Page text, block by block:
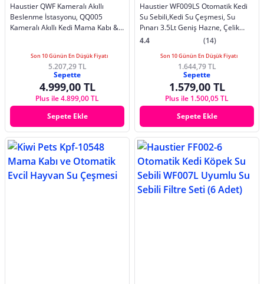
Haustier QWF Kameralı Akıllı
Beslenme İstasyonu, QQ005
Kameralı Akıllı Kedi Mama Kabı &
Son 10 Günün En Düşük Fiyatı
5.207,29 TL
Sepette
4.999,00 TL
Plus ile 4.899,00 TL
Sepete Ekle
Haustier WF009LS Otomatik Kedi
Su Sebili,Kedi Su Çeşmesi, Su
Pınarı 3.5Lt Geniş Hazne, Çelik
Tabla, Ultra Sessiz, BPA İçermez
4.4 (14)
Son 10 Günün En Düşük Fiyatı
1.644,79 TL
Sepette
1.579,00 TL
Plus ile 1.500,05 TL
Sepete Ekle